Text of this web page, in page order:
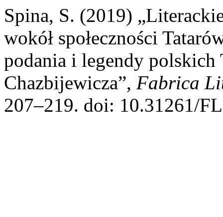
Spina, S. (2019)
wokół społeczności
podania i legendy
Chazbijewicza”, Fabrica
207–219. doi: 10.31261/